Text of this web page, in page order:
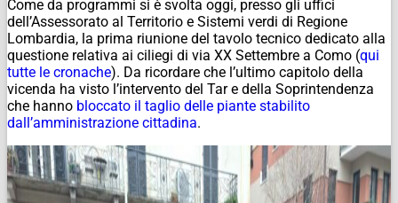
Come da programmi si è svolta oggi, presso gli uffici
dell’Assessorato al Territorio e Sistemi verdi di Regione
Lombardia, la prima riunione del tavolo tecnico dedicato alla
questione relativa ai ciliegi di via XX Settembre a Como (qui
tutte le cronache). Da ricordare che l’ultimo capitolo della
vicenda ha visto l’intervento del Tar e della Soprintendenza
che hanno bloccato il taglio delle piante stabilito
dall’amministrazione cittadina.